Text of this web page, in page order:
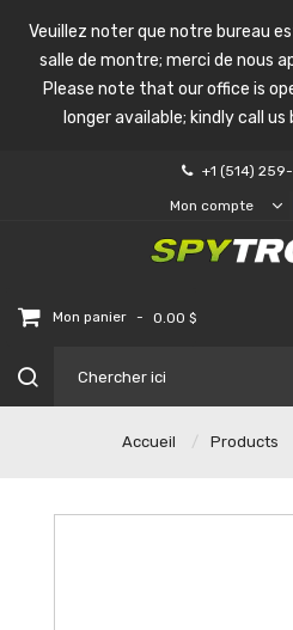
Veuillez noter que notre bureau
salle de montre; merci de nous
Please note that our office is
longer available; kindly call
+1 (514)
Mon compte
Mon panier - 0.00 $
Accueil Products